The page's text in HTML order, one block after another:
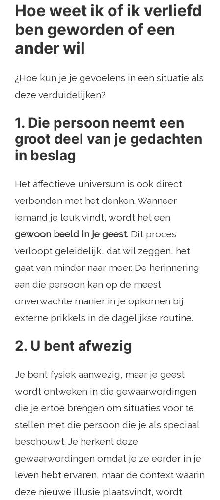
Hoe weet ik of ik verliefd
ben geworden of een
ander wil
¿Hoe kun je je gevoelens in een situatie als
deze verduidelijken?
1. Die persoon neemt een
groot deel van je gedachten
in beslag
Het affectieve universum is ook direct
verbonden met het denken. Wanneer
iemand je leuk vindt, wordt het een
gewoon beeld in je geest. Dit proces
verloopt geleidelijk, dat wil zeggen, het
gaat van minder naar meer. De herinnering
aan die persoon kan op de meest
onverwachte manier in je opkomen bij
externe prikkels in de dagelijkse routine.
2. U bent afwezig
Je bent fysiek aanwezig, maar je geest
wordt ontweken in die gewaarwordingen
die je ertoe brengen om situaties voor te
stellen met die persoon die je als speciaal
beschouwt. Je herkent deze
gewaarwordingen omdat je ze eerder in je
leven hebt ervaren, maar de context waarin
deze nieuwe illusie plaatsvindt, wordt